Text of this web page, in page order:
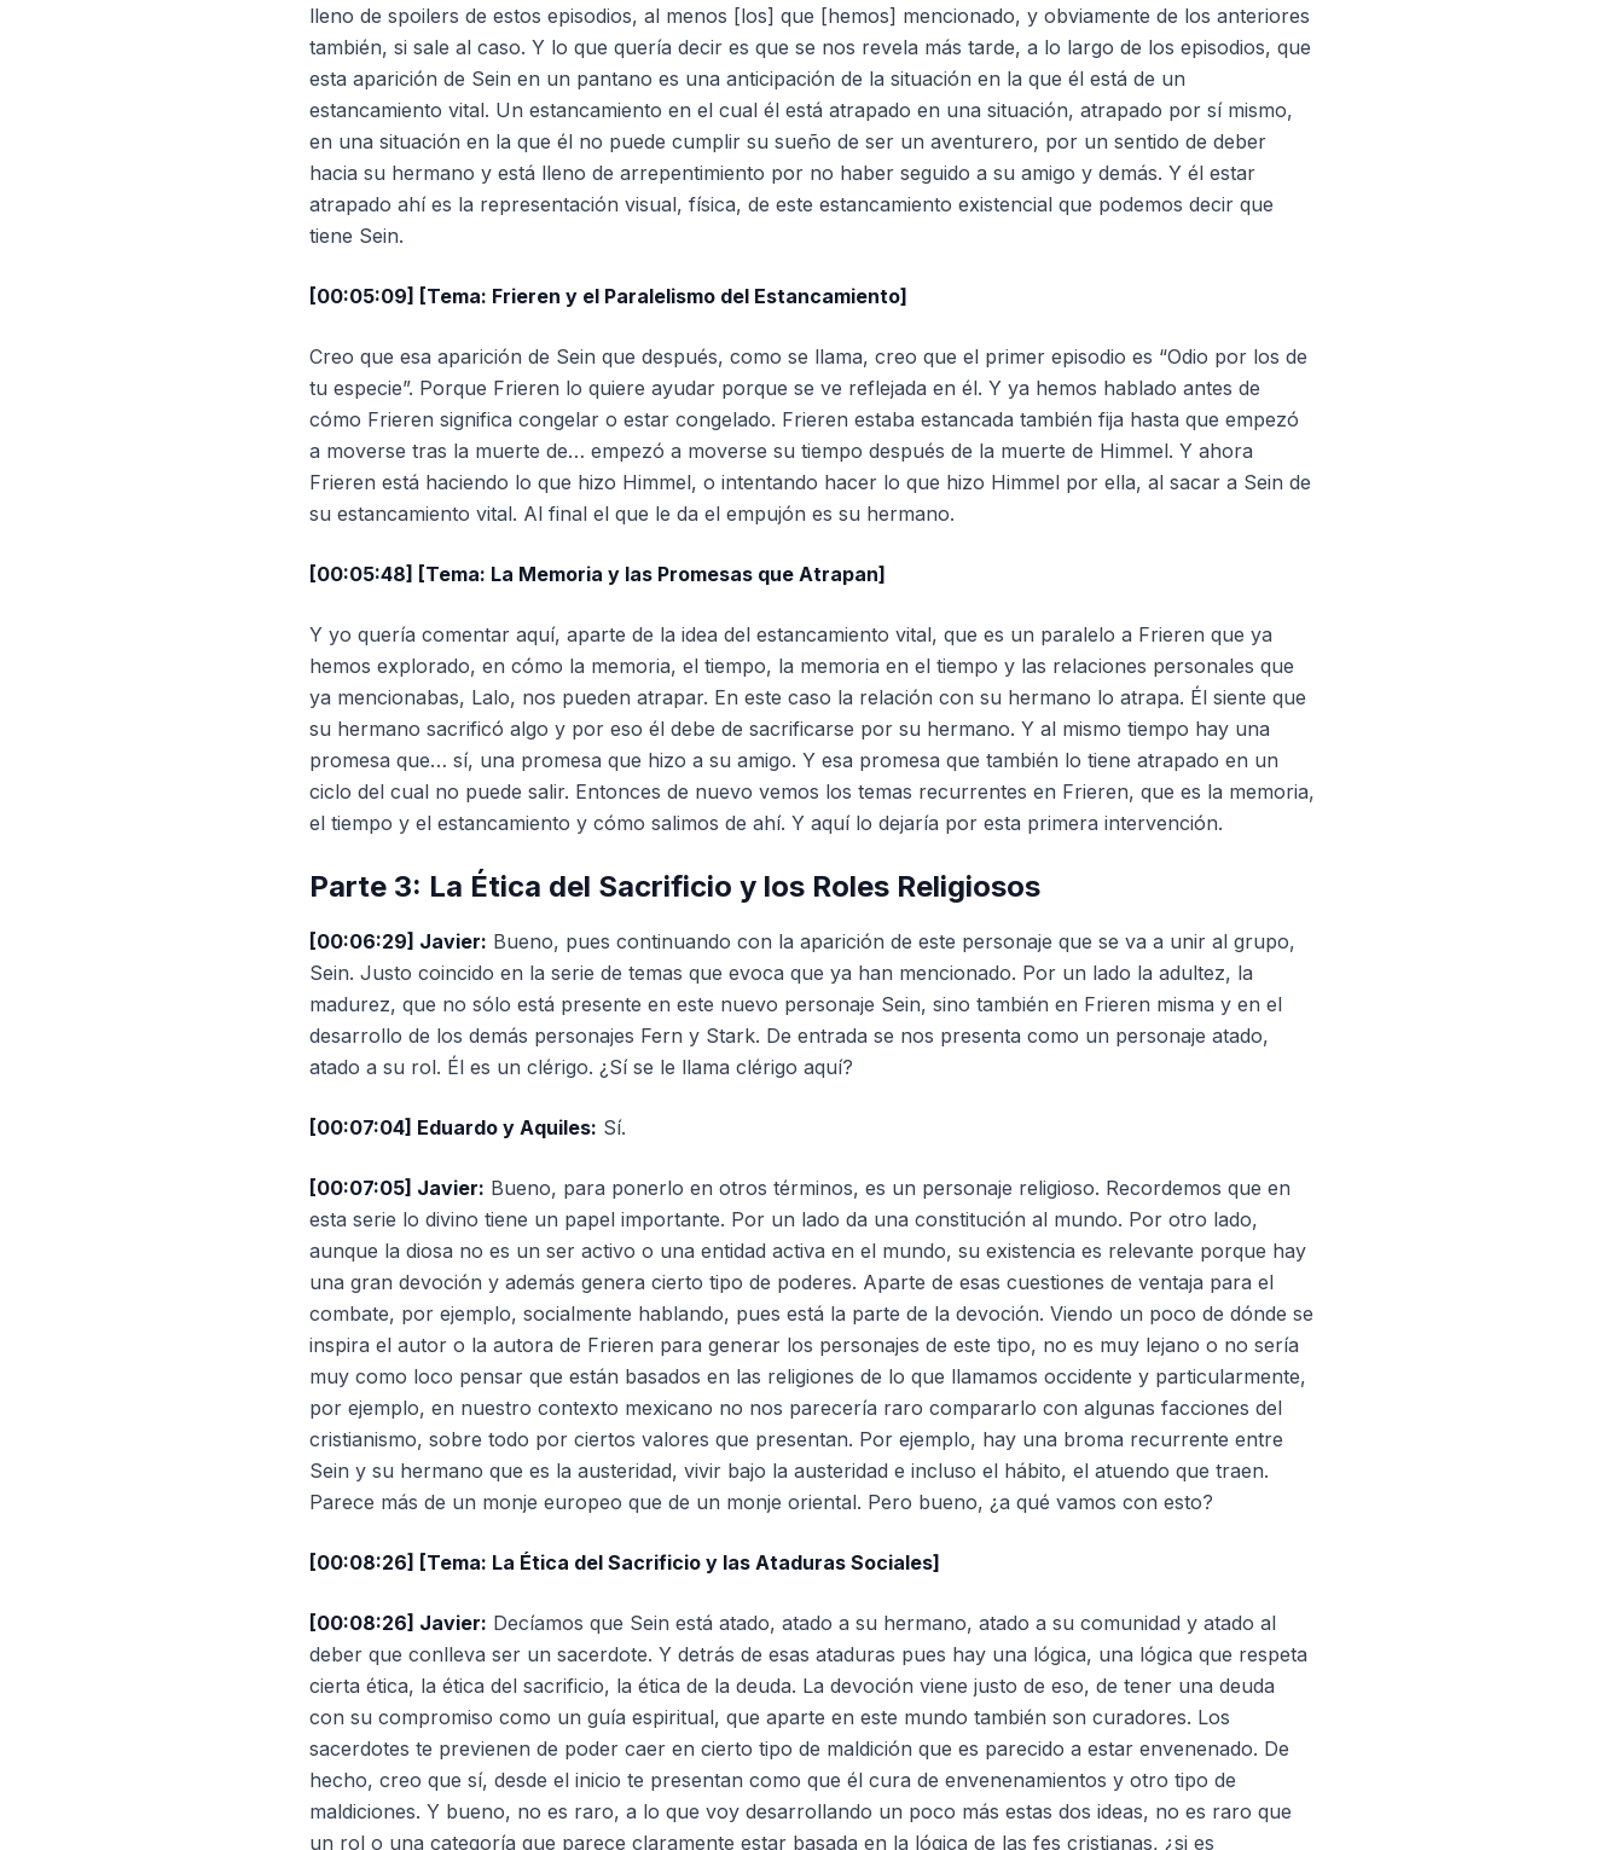
lleno de spoilers de estos episodios, al menos [los] que [hemos] mencionado, y obviamente de los anteriores
también, si sale al caso. Y lo que quería decir es que se nos revela más tarde, a lo largo de los episodios, que
esta aparición de Sein en un pantano es una anticipación de la situación en la que él está de un
estancamiento vital. Un estancamiento en el cual él está atrapado en una situación, atrapado por sí mismo,
en una situación en la que él no puede cumplir su sueño de ser un aventurero, por un sentido de deber
hacia su hermano y está lleno de arrepentimiento por no haber seguido a su amigo y demás. Y él estar
atrapado ahí es la representación visual, física, de este estancamiento existencial que podemos decir que
tiene Sein.
[00:05:09] [Tema: Frieren y el Paralelismo del Estancamiento]
Creo que esa aparición de Sein que después, como se llama, creo que el primer episodio es “Odio por los de
tu especie”. Porque Frieren lo quiere ayudar porque se ve reflejada en él. Y ya hemos hablado antes de
cómo Frieren significa congelar o estar congelado. Frieren estaba estancada también fija hasta que empezó
a moverse tras la muerte de… empezó a moverse su tiempo después de la muerte de Himmel. Y ahora
Frieren está haciendo lo que hizo Himmel, o intentando hacer lo que hizo Himmel por ella, al sacar a Sein de
su estancamiento vital. Al final el que le da el empujón es su hermano.
[00:05:48] [Tema: La Memoria y las Promesas que Atrapan]
Y yo quería comentar aquí, aparte de la idea del estancamiento vital, que es un paralelo a Frieren que ya
hemos explorado, en cómo la memoria, el tiempo, la memoria en el tiempo y las relaciones personales que
ya mencionabas, Lalo, nos pueden atrapar. En este caso la relación con su hermano lo atrapa. Él siente que
su hermano sacrificó algo y por eso él debe de sacrificarse por su hermano. Y al mismo tiempo hay una
promesa que… sí, una promesa que hizo a su amigo. Y esa promesa que también lo tiene atrapado en un
ciclo del cual no puede salir. Entonces de nuevo vemos los temas recurrentes en Frieren, que es la memoria,
el tiempo y el estancamiento y cómo salimos de ahí. Y aquí lo dejaría por esta primera intervención.
Parte 3: La Ética del Sacrificio y los Roles Religiosos
[00:06:29] Javier: Bueno, pues continuando con la aparición de este personaje que se va a unir al grupo,
Sein. Justo coincido en la serie de temas que evoca que ya han mencionado. Por un lado la adultez, la
madurez, que no sólo está presente en este nuevo personaje Sein, sino también en Frieren misma y en el
desarrollo de los demás personajes Fern y Stark. De entrada se nos presenta como un personaje atado,
atado a su rol. Él es un clérigo. ¿Sí se le llama clérigo aquí?
[00:07:04] Eduardo y Aquiles: Sí.
[00:07:05] Javier: Bueno, para ponerlo en otros términos, es un personaje religioso. Recordemos que en
esta serie lo divino tiene un papel importante. Por un lado da una constitución al mundo. Por otro lado,
aunque la diosa no es un ser activo o una entidad activa en el mundo, su existencia es relevante porque hay
una gran devoción y además genera cierto tipo de poderes. Aparte de esas cuestiones de ventaja para el
combate, por ejemplo, socialmente hablando, pues está la parte de la devoción. Viendo un poco de dónde se
inspira el autor o la autora de Frieren para generar los personajes de este tipo, no es muy lejano o no sería
muy como loco pensar que están basados en las religiones de lo que llamamos occidente y particularmente,
por ejemplo, en nuestro contexto mexicano no nos parecería raro compararlo con algunas facciones del
cristianismo, sobre todo por ciertos valores que presentan. Por ejemplo, hay una broma recurrente entre
Sein y su hermano que es la austeridad, vivir bajo la austeridad e incluso el hábito, el atuendo que traen.
Parece más de un monje europeo que de un monje oriental. Pero bueno, ¿a qué vamos con esto?
[00:08:26] [Tema: La Ética del Sacrificio y las Ataduras Sociales]
[00:08:26] Javier: Decíamos que Sein está atado, atado a su hermano, atado a su comunidad y atado al
deber que conlleva ser un sacerdote. Y detrás de esas ataduras pues hay una lógica, una lógica que respeta
cierta ética, la ética del sacrificio, la ética de la deuda. La devoción viene justo de eso, de tener una deuda
con su compromiso como un guía espiritual, que aparte en este mundo también son curadores. Los
sacerdotes te previenen de poder caer en cierto tipo de maldición que es parecido a estar envenenado. De
hecho, creo que sí, desde el inicio te presentan como que él cura de envenenamientos y otro tipo de
maldiciones. Y bueno, no es raro, a lo que voy desarrollando un poco más estas dos ideas, no es raro que
un rol o una categoría que parece claramente estar basada en la lógica de las fes cristianas, ¿si es